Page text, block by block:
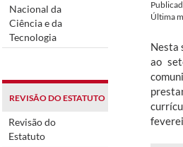
Nacional da
Ciência e da
Tecnologia
REVISÃO DO ESTATUTO
Revisão do
Estatuto
Última
Nesta
ao